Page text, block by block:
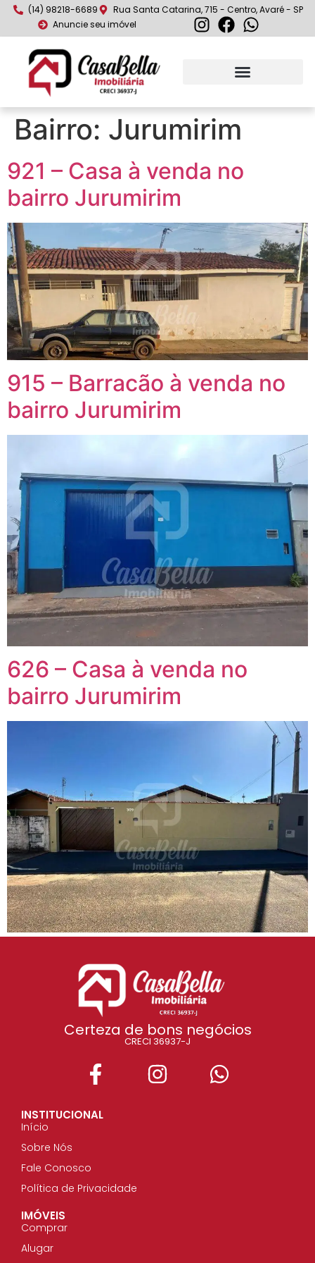
(14) 98218-6689
Rua Santa Catarina, 715 - Centro, Avaré - SP
Anuncie seu imóvel
Bairro: Jurumirim
921 – Casa à venda no
bairro Jurumirim
915 – Barracão à venda no
bairro Jurumirim
626 – Casa à venda no
bairro Jurumirim
Certeza de bons negócios
CRECI 36937-J
INSTITUCIONAL
Início
Sobre Nós
Fale Conosco
Política de Privacidade
IMÓVEIS
Comprar
Alugar